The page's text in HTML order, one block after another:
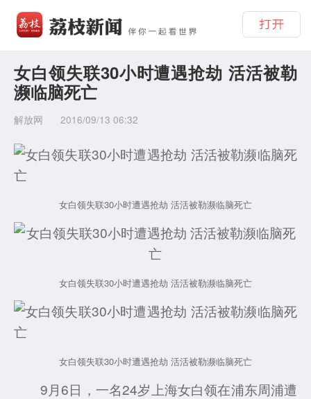
女白领失联30小时遭遇抢劫 活活被勒
濒临脑死亡
解放网 2016/09/13 06:32
女白领失联30小时遭遇抢劫 活活被勒濒临脑死亡
女白领失联30小时遭遇抢劫 活活被勒濒临脑死亡
女白领失联30小时遭遇抢劫 活活被勒濒临脑死亡
9月6日，一名24岁上海女白领在浦东周浦遭